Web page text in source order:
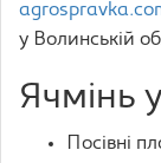
у Волинській
Ячмінь
Посівні